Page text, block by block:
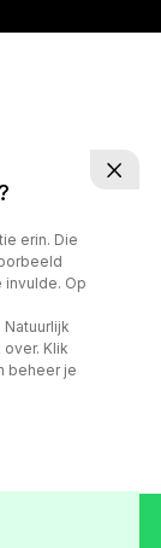
erin. Die
invulde. Op
Klik
beheer je